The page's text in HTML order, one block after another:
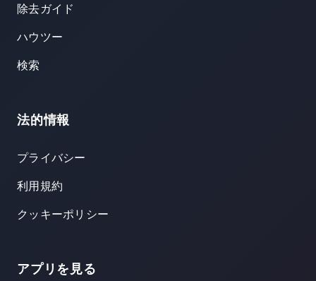
除去ガイド
ハウツー
検索
法的情報
プライバシー
利用規約
クッキーポリシー
アプリを見る